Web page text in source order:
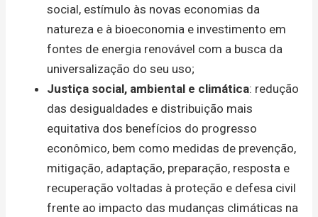
social, estímulo às novas economias da
natureza e à bioeconomia e investimento em
fontes de energia renovável com a busca da
universalização do seu uso;
Justiça social, ambiental e climática: redução
das desigualdades e distribuição mais
equitativa dos benefícios do progresso
econômico, bem como medidas de prevenção,
mitigação, adaptação, preparação, resposta e
recuperação voltadas à proteção e defesa civil
frente ao impacto das mudanças climáticas na